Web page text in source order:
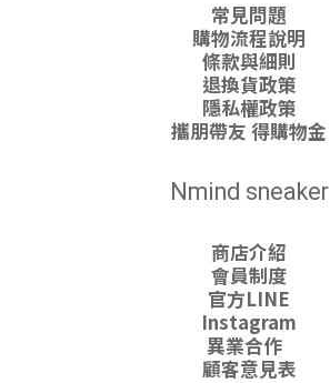
常見問題
購物流程說明
條款與細則
退換貨政策
隱私權政策
攜朋帶友 得購物金
Nmind sneaker
商店介紹
會員制度
官方LINE
Instagram
異業合作
顧客意見表